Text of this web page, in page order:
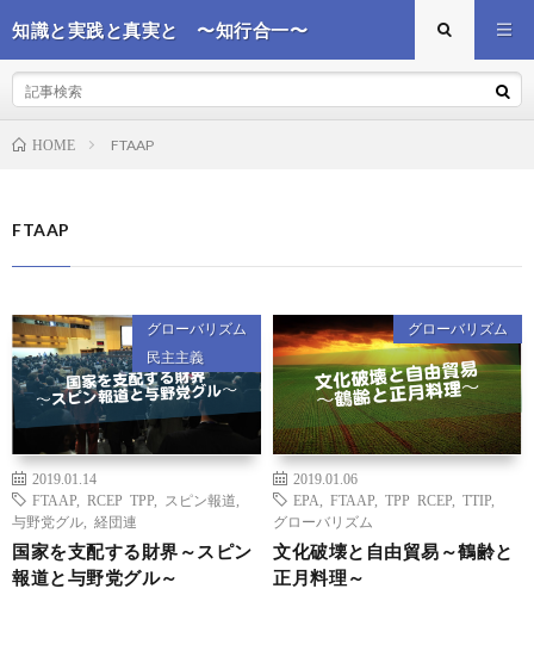
知識と実践と真実と 〜知行合一〜
HOME FTAAP
FTAAP
グローバリズム
民主主義
2019.01.14
FTAAP
RCEP TPP スピン報道
与野党グル
経団連
国家を支配する財界～スピン
報道と与野党グル～
グローバリズム
2019.01.06
EPA
FTAAP TPP RCEP TTIP
グローバリズム
文化破壊と自由貿易～鶴齢と
正月料理～